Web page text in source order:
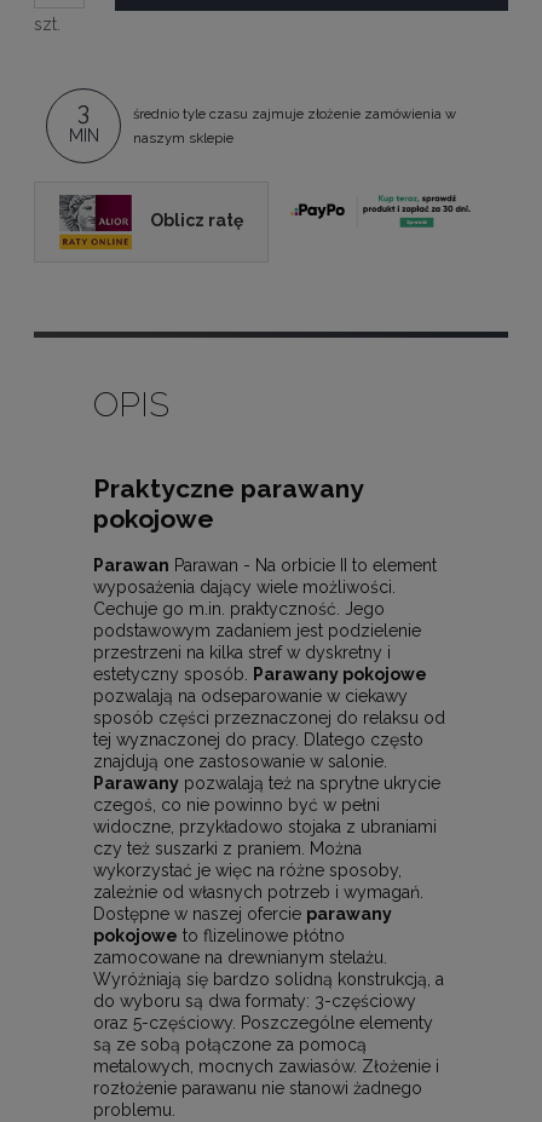
szt.
3
MIN
średnio tyle czasu zajmuje złożenie zamówienia w
naszym sklepie
Oblicz ratę
OPIS
Praktyczne parawany
pokojowe
Parawan Parawan - Na orbicie II to element
wyposażenia dający wiele możliwości.
Cechuje go m.in. praktyczność. Jego
podstawowym zadaniem jest podzielenie
przestrzeni na kilka stref w dyskretny i
estetyczny sposób. Parawany pokojowe
pozwalają na odseparowanie w ciekawy
sposób części przeznaczonej do relaksu od
tej wyznaczonej do pracy. Dlatego często
znajdują one zastosowanie w salonie.
Parawany pozwalają też na sprytne ukrycie
czegoś, co nie powinno być w pełni
widoczne, przykładowo stojaka z ubraniami
czy też suszarki z praniem. Można
wykorzystać je więc na różne sposoby,
zależnie od własnych potrzeb i wymagań.
Dostępne w naszej ofercie parawany
pokojowe to flizelinowe płótno
zamocowane na drewnianym stelażu.
Wyróżniają się bardzo solidną konstrukcją, a
do wyboru są dwa formaty: 3-częściowy
oraz 5-częściowy. Poszczególne elementy
są ze sobą połączone za pomocą
metalowych, mocnych zawiasów. Złożenie i
rozłożenie parawanu nie stanowi żadnego
problemu.